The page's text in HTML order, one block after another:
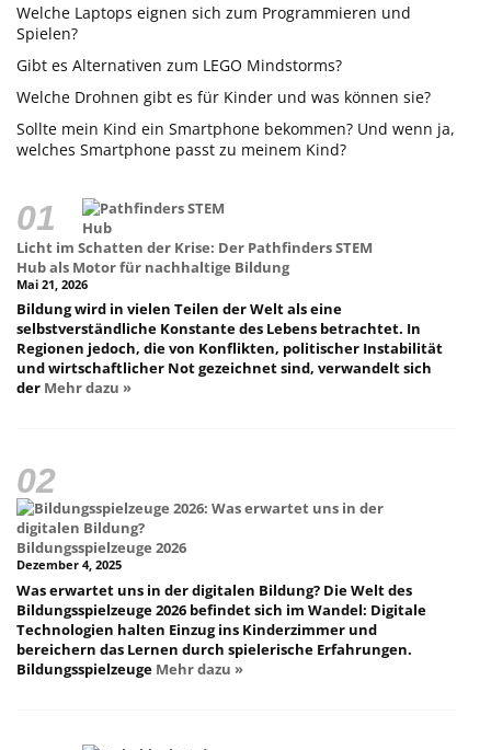
Welche Laptops eignen sich zum Programmieren und
Spielen?
Gibt es Alternativen zum LEGO Mindstorms?
Welche Drohnen gibt es für Kinder und was können sie?
Sollte mein Kind ein Smartphone bekommen? Und wenn ja,
welches Smartphone passt zu meinem Kind?
Licht im Schatten der Krise: Der Pathfinders STEM
Hub als Motor für nachhaltige Bildung
Mai 21, 2026
Bildung wird in vielen Teilen der Welt als eine
selbstverständliche Konstante des Lebens betrachtet. In
Regionen jedoch, die von Konflikten, politischer Instabilität
und wirtschaftlicher Not gezeichnet sind, verwandelt sich
der Mehr dazu »
Bildungsspielzeuge 2026
Dezember 4, 2025
Was erwartet uns in der digitalen Bildung? Die Welt des
Bildungsspielzeuge 2026 befindet sich im Wandel: Digitale
Technologien halten Einzug ins Kinderzimmer und
bereichern das Lernen durch spielerische Erfahrungen.
Bildungsspielzeuge Mehr dazu »